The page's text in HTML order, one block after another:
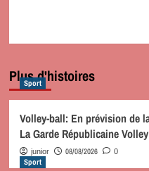
Plus d'histoires
Sport
Volley-ball: En prévision de
La Garde Républicaine
junior 08/08/2026 0
Sport